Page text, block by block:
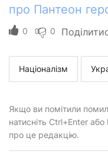
про Пантеон
0 0
Націоналізм
Якщо ви помітили
натисніть Ctrl+Enter або
про це редакцію.